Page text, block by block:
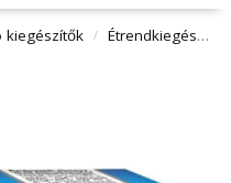
/ Étrendkiegészítők